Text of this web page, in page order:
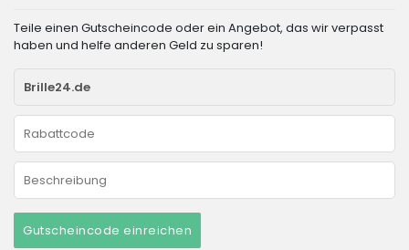
Teile einen Gutscheincode oder ein Angebot, das wir verpasst
haben und helfe anderen Geld zu sparen!
Gutscheincode einreichen